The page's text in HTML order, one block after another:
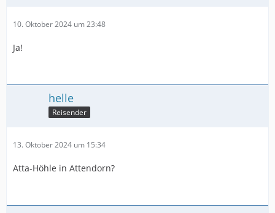
10. Oktober 2024 um 23:48
Ja!
helle
Reisender
13. Oktober 2024 um 15:34
Atta-Höhle in Attendorn?